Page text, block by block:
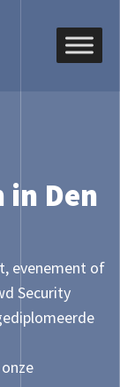
Den
evenement of
Security